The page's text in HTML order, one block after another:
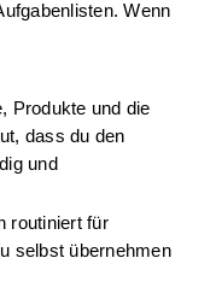
Wenn
Produkte und die
dass du den
und
routiniert für
selbst übernehmen